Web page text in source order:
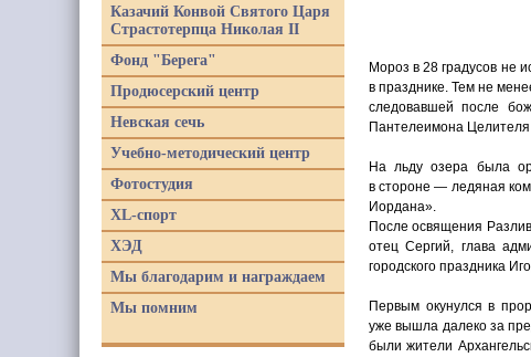
Мороз в 28 градусов не
в празднике. Тем не
следовавшей после
Пантелеимона Целителя
На льду озера была
в стороне — ледяная
Иордана».
После освящения
отец Сергий, глава
городского праздника
Первым окунулся в
уже вышла далеко за
были жители
Казачий Конвой Святого Царя
Страстотерпца Николая II
Фонд "Берега"
Продюсерский центр
Невская сечь
Учебно-методический центр
Фотостудия
XL-спорт
ХЭД
Мы благодарим и награждаем
Мы помним